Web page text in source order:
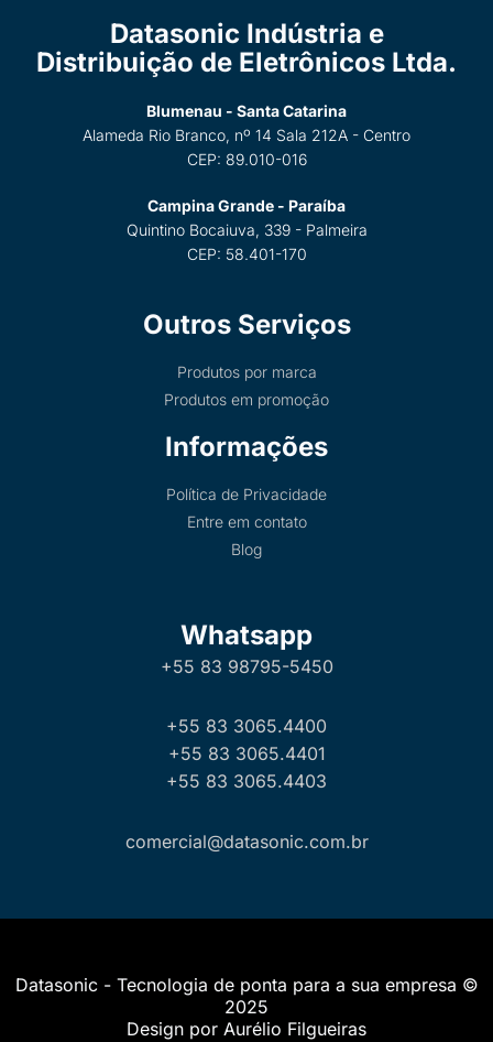
Datasonic Indústria e
Distribuição de Eletrônicos Ltda.
Blumenau - Santa Catarina
Alameda Rio Branco, nº 14 Sala 212A - Centro
CEP: 89.010-016
Campina Grande - Paraíba
Quintino Bocaiuva, 339 - Palmeira
CEP: 58.401-170
Outros Serviços
Produtos por marca
Produtos em promoção
Informações
Política de Privacidade
Entre em contato
Blog
Whatsapp
+55 83 98795-5450
+55 83 3065.4400
+55 83 3065.4401
+55 83 3065.4403
comercial@datasonic.com.br
Datasonic - Tecnologia de ponta para a sua empresa ©
2025
Design por Aurélio Filgueiras